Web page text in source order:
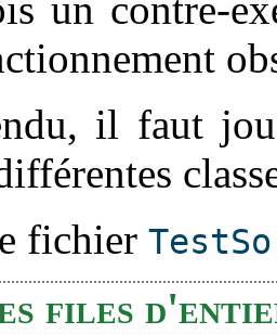
il faut
fichier
files